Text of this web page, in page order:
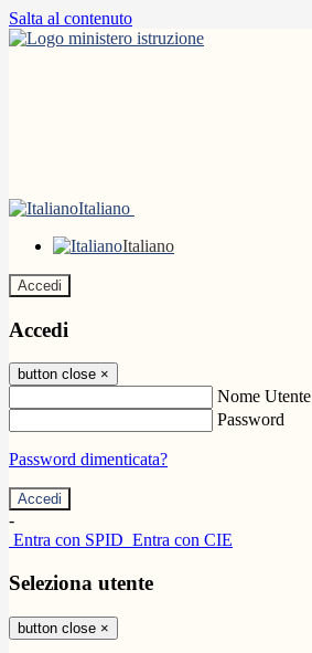
Salta al contenuto
Italiano
Italiano
Accedi
Accedi
button close ×
Nome Utente
Password
Password dimenticata?
-
Entra con SPID Entra con CIE
Seleziona utente
button close ×